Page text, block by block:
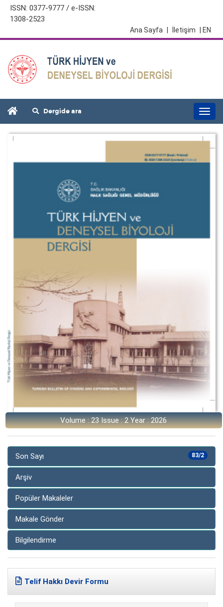
ISSN: 0377-9777 / e-ISSN:
1308-2523
| EN
İletişim
Ana Sayfa
Dergide ara
Volume : 23 Issue : 2 Year : 2026
83/2
Son Sayı
Arşiv
Popüler Makaleler
Makale Gönder
Bilgilendirme
Telif Hakkı Devir Formu